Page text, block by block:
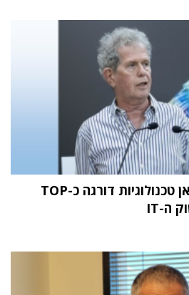
מחקר STKI השנתי: וואן טכנולוגיות דורגה כ-TOP